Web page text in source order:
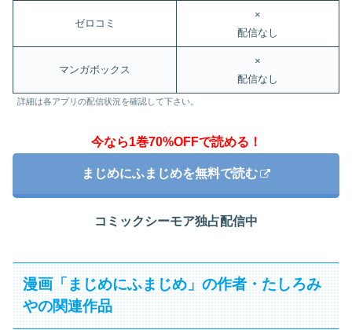
ゼロコミ
×
配信なし
マンガボックス
×
配信なし
詳細は各アプリの配信状況を確認して下さい。
今なら1巻70%OFFで読める！
まじめにふまじめを無料で読む
コミックシーモア独占配信中
漫画「まじめにふまじめ」の作者・たしろみ
やの関連作品